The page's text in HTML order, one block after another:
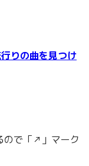
りの曲を見つけ
ので「↗︎」マーク